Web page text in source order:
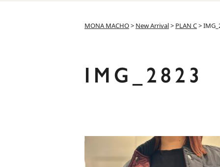
MONA MACHO> New Arrival> PLAN C>
IMG_2823